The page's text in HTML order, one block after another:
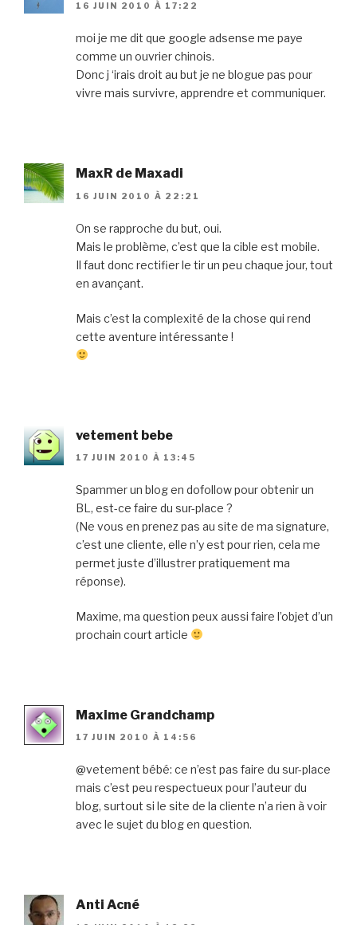
16 JUIN 2010 À 17:22
moi je me dit que google adsense me paye
comme un ouvrier chinois.
Donc j ‘irais droit au but je ne blogue pas pour
vivre mais survivre, apprendre et communiquer.
MaxR de Maxadi
16 JUIN 2010 À 22:21
On se rapproche du but, oui.
Mais le problème, c’est que la cible est mobile.
Il faut donc rectifier le tir un peu chaque jour, tout
en avançant.
Mais c’est la complexité de la chose qui rend
cette aventure intéressante !
vetement bebe
17 JUIN 2010 À 13:45
Spammer un blog en dofollow pour obtenir un
BL, est-ce faire du sur-place ?
(Ne vous en prenez pas au site de ma signature,
c’est une cliente, elle n’y est pour rien, cela me
permet juste d’illustrer pratiquement ma
réponse).
Maxime, ma question peux aussi faire l’objet d’un
prochain court article
Maxime Grandchamp
17 JUIN 2010 À 14:56
@vetement bébé: ce n’est pas faire du sur-place
mais c’est peu respectueux pour l’auteur du
blog, surtout si le site de la cliente n’a rien à voir
avec le sujet du blog en question.
Anti Acné